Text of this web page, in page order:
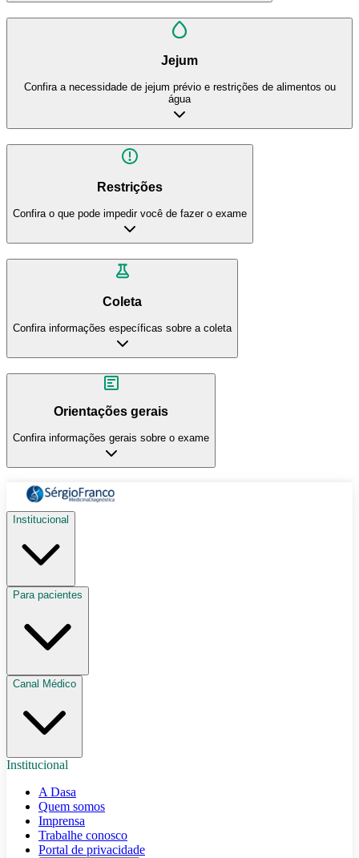
Jejum
Confira a necessidade de jejum prévio e restrições de alimentos ou
água
Restrições
Confira o que pode impedir você de fazer o exame
Coleta
Confira informações específicas sobre a coleta
Orientações gerais
Confira informações gerais sobre o exame
Institucional
Para pacientes
Canal Médico
Institucional
A Dasa
Quem somos
Imprensa
Trabalhe conosco
Portal de privacidade